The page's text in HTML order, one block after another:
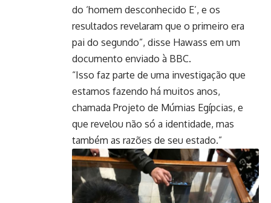
do ‘homem desconhecido E’, e os
resultados revelaram que o primeiro era
pai do segundo”, disse Hawass em um
documento enviado à BBC.
“Isso faz parte de uma investigação que
estamos fazendo há muitos anos,
chamada Projeto de Múmias Egípcias, e
que revelou não só a identidade, mas
também as razões de seu estado.”